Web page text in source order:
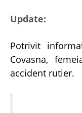
Update:
Potrivit
Covasna,
accident rutier.